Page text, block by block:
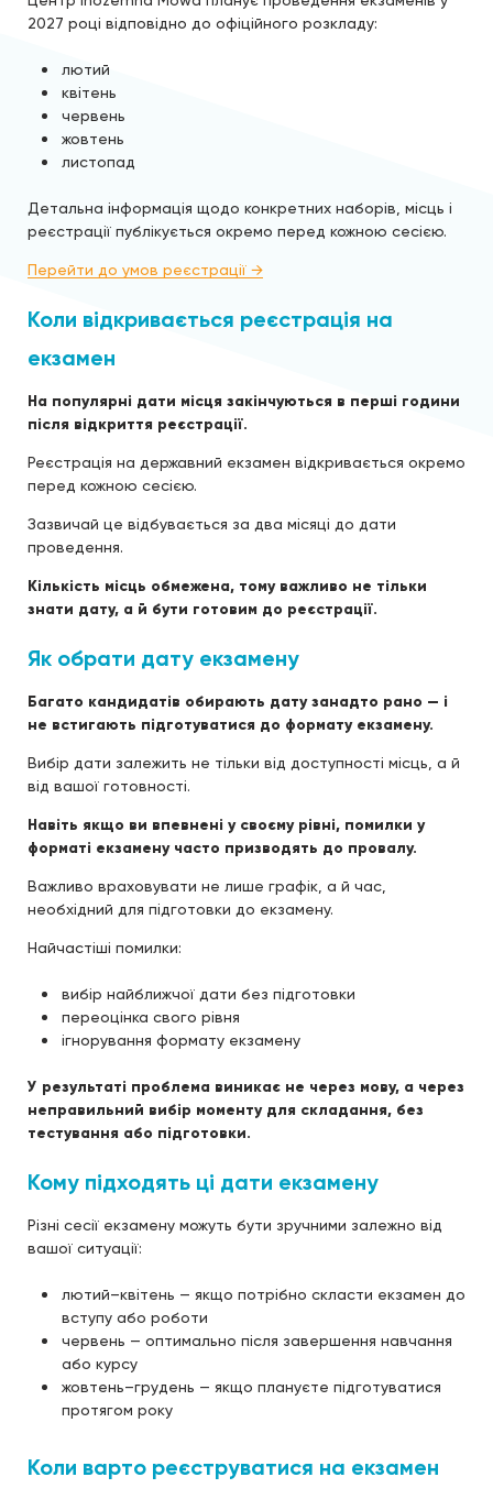
2027 році відповідно до офіційного розкладу:
лютий
квітень
червень
жовтень
листопад
Детальна інформація щодо конкретних наборів, місць і
реєстрації публікується окремо перед кожною сесією.
Перейти до умов реєстрації →
Коли відкривається реєстрація на
екзамен
На популярні дати місця закінчуються в перші години
після відкриття реєстрації.
Реєстрація на державний екзамен відкривається окремо
перед кожною сесією.
Зазвичай це відбувається за два місяці до дати
проведення.
Кількість місць обмежена, тому важливо не тільки
знати дату, а й бути готовим до реєстрації.
Як обрати дату екзамену
Багато кандидатів обирають дату занадто рано — і
не встигають підготуватися до формату екзамену.
Вибір дати залежить не тільки від доступності місць, а й
від вашої готовності.
Навіть якщо ви впевнені у своєму рівні, помилки у
форматі екзамену часто призводять до провалу.
Важливо враховувати не лише графік, а й час,
необхідний для підготовки до екзамену.
Найчастіші помилки:
вибір найближчої дати без підготовки
переоцінка свого рівня
ігнорування формату екзамену
У результаті проблема виникає не через мову, а через
неправильний вибір моменту для складання, без
тестування або підготовки.
Кому підходять ці дати екзамену
Різні сесії екзамену можуть бути зручними залежно від
вашої ситуації:
лютий–квітень — якщо потрібно скласти екзамен до
вступу або роботи
червень — оптимально після завершення навчання
або курсу
жовтень–грудень — якщо плануєте підготуватися
протягом року
Коли варто реєструватися на екзамен